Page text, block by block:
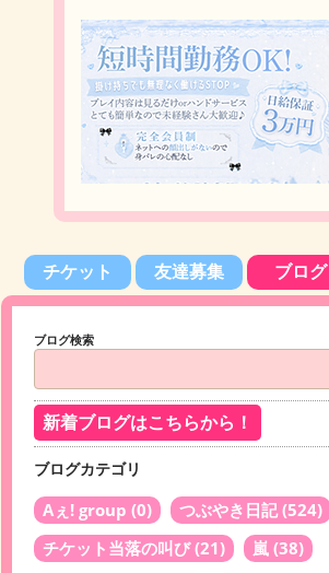
チケット 友達募集 ブログ
ブログ検索
新着ブログはこちらから！
ブログカテゴリ
Aぇ! group (0) つぶやき日記(524)
チケット当落の叫び(21) 嵐 (38)